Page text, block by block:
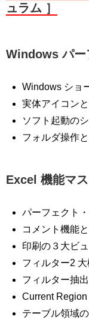
ュラム ］
Windows パー
Windows ショ
実体アイコン
ソフト起動の
フォルダ操作
Excel 機能マ
パーフェクト
コメント機能
印刷の３大ビ
フィルター2
フィルター抽
Current
テーブル領域